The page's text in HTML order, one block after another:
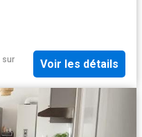
sur
Voir les détails